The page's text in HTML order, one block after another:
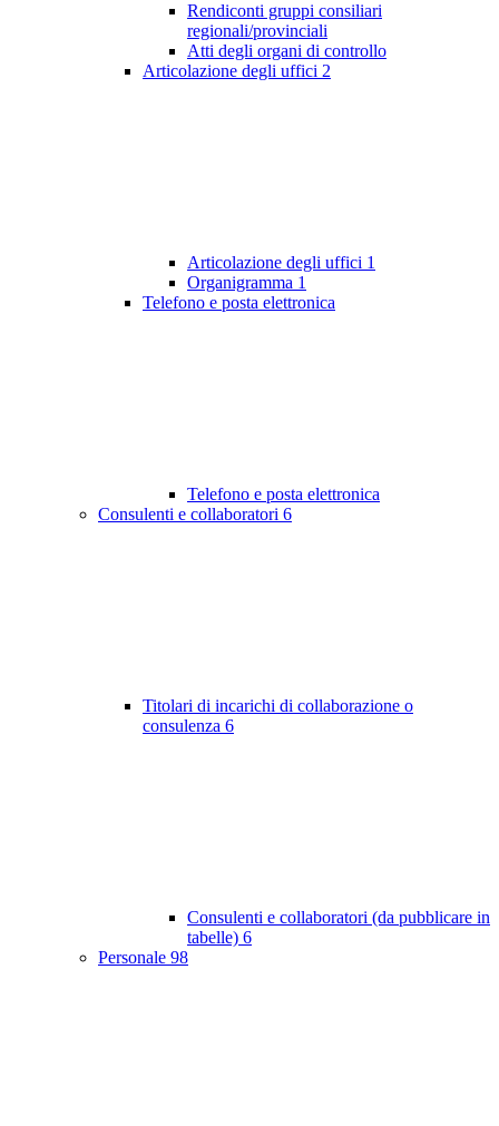
Rendiconti gruppi consiliari
regionali/provinciali
Atti degli organi di controllo
Articolazione degli uffici 2
Articolazione degli uffici 1
Organigramma 1
Telefono e posta elettronica
Telefono e posta elettronica
Consulenti e collaboratori 6
Titolari di incarichi di collaborazione o
consulenza 6
Consulenti e collaboratori (da pubblicare in
tabelle) 6
Personale 98